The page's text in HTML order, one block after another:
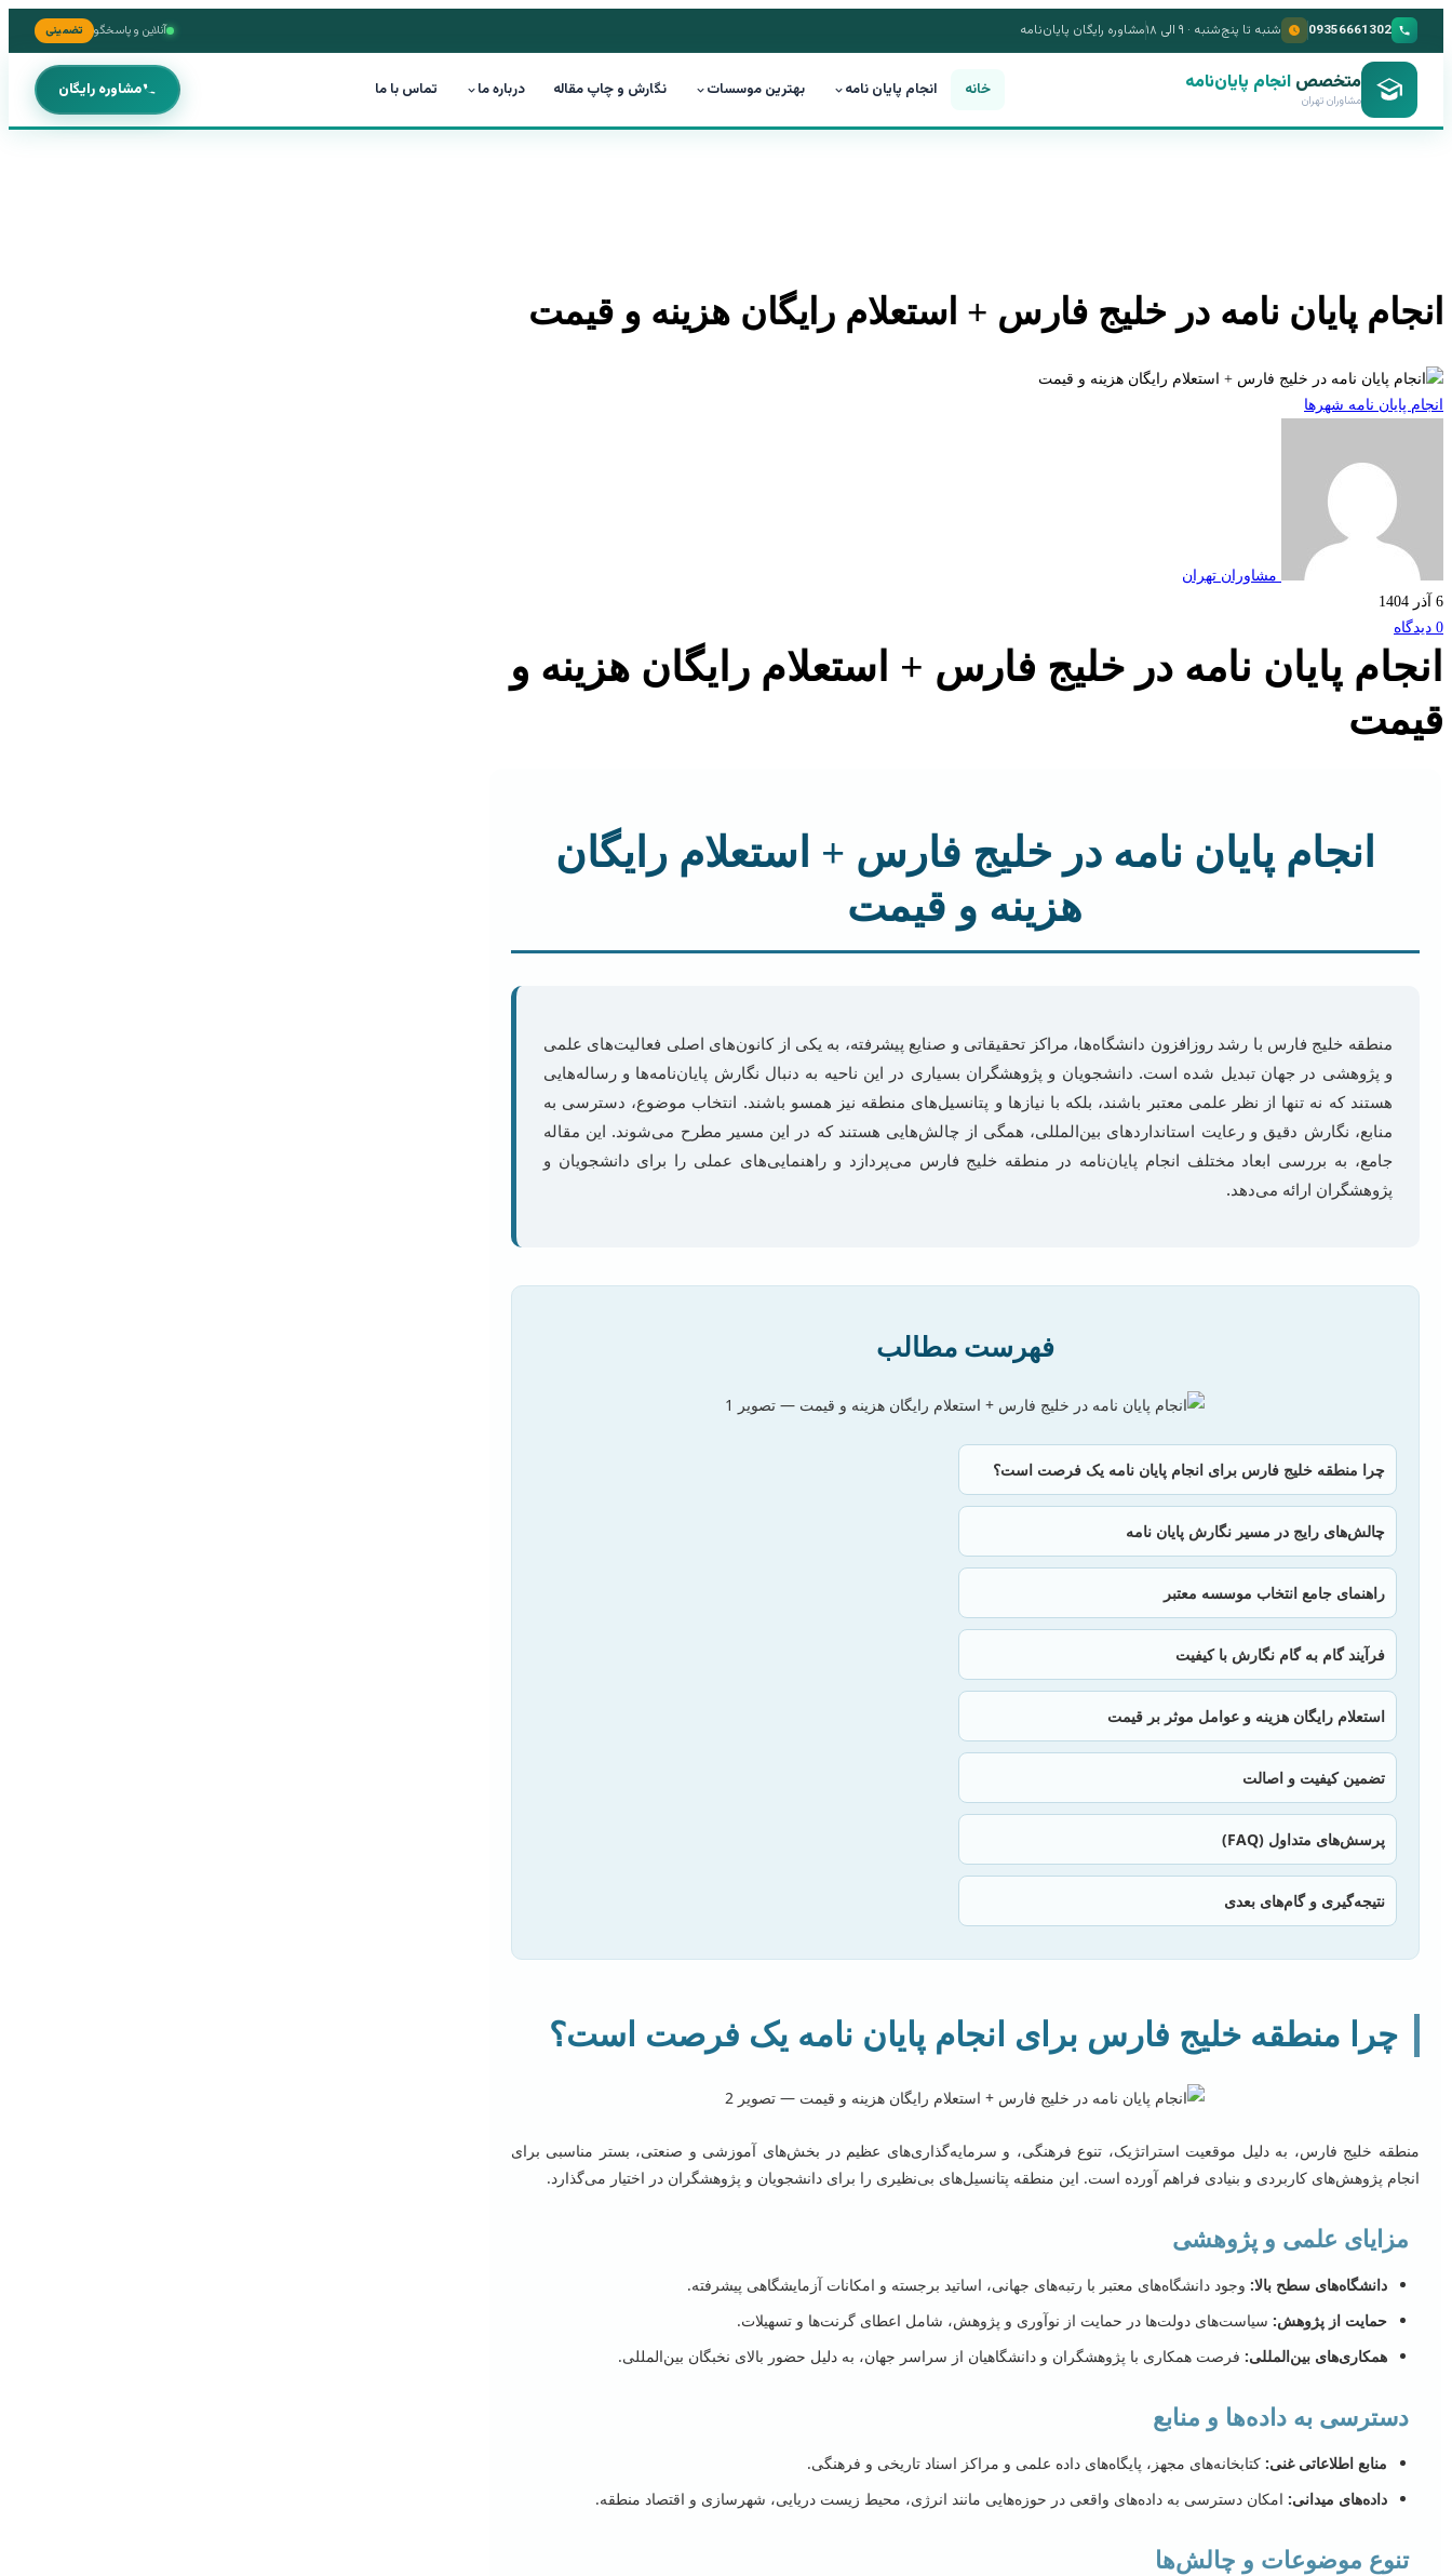
09356661302 شنبه تا پنج‌شنبه · ۹ الی ۱۸ مشاوره رایگان پایان‌نامه آنلاین و پاسخگو تضمینی
متخصص انجام پایان‌نامه
مشاوران تهران خانه انجام پایان نامه بهترین موسسات نگارش و چاپ مقاله درباره ما تماس با ما مشاوره رایگان
انجام پایان نامه در خلیج فارس + استعلام رایگان هزینه و قیمت
انجام پایان نامه شهرها
مشاوران تهران
6 آذر 1404
0 دیدگاه
انجام پایان نامه در خلیج فارس + استعلام رایگان هزینه و
قیمت
انجام پایان نامه در خلیج فارس + استعلام رایگان
هزینه و قیمت
منطقه خلیج فارس با رشد روزافزون دانشگاه‌ها، مراکز تحقیقاتی و صنایع پیشرفته، به یکی از کانون‌های اصلی فعالیت‌های علمی
و پژوهشی در جهان تبدیل شده است. دانشجویان و پژوهشگران بسیاری در این ناحیه به دنبال نگارش پایان‌نامه‌ها و رساله‌هایی
هستند که نه تنها از نظر علمی معتبر باشند، بلکه با نیازها و پتانسیل‌های منطقه نیز همسو باشند. انتخاب موضوع، دسترسی به
منابع، نگارش دقیق و رعایت استانداردهای بین‌المللی، همگی از چالش‌هایی هستند که در این مسیر مطرح می‌شوند. این مقاله
جامع، به بررسی ابعاد مختلف انجام پایان‌نامه در منطقه خلیج فارس می‌پردازد و راهنمایی‌های عملی را برای دانشجویان و
پژوهشگران ارائه می‌دهد.
فهرست مطالب
چرا منطقه خلیج فارس برای انجام پایان نامه یک فرصت است؟
چالش‌های رایج در مسیر نگارش پایان نامه
راهنمای جامع انتخاب موسسه معتبر
فرآیند گام به گام نگارش با کیفیت
استعلام رایگان هزینه و عوامل موثر بر قیمت
تضمین کیفیت و اصالت
پرسش‌های متداول (FAQ)
نتیجه‌گیری و گام‌های بعدی
چرا منطقه خلیج فارس برای انجام پایان نامه یک فرصت است؟
منطقه خلیج فارس، به دلیل موقعیت استراتژیک، تنوع فرهنگی، و سرمایه‌گذاری‌های عظیم در بخش‌های آموزشی و صنعتی، بستر مناسبی برای
انجام پژوهش‌های کاربردی و بنیادی فراهم آورده است. این منطقه پتانسیل‌های بی‌نظیری را برای دانشجویان و پژوهشگران در اختیار می‌گذارد.
مزایای علمی و پژوهشی
دانشگاه‌های سطح بالا: وجود دانشگاه‌های معتبر با رتبه‌های جهانی، اساتید برجسته و امکانات آزمایشگاهی پیشرفته.
حمایت از پژوهش: سیاست‌های دولت‌ها در حمایت از نوآوری و پژوهش، شامل اعطای گرنت‌ها و تسهیلات.
همکاری‌های بین‌المللی: فرصت همکاری با پژوهشگران و دانشگاهیان از سراسر جهان، به دلیل حضور بالای نخبگان بین‌المللی.
دسترسی به داده‌ها و منابع
منابع اطلاعاتی غنی: کتابخانه‌های مجهز، پایگاه‌های داده علمی و مراکز اسناد تاریخی و فرهنگی.
داده‌های میدانی: امکان دسترسی به داده‌های واقعی در حوزه‌هایی مانند انرژی، محیط زیست دریایی، شهرسازی و اقتصاد منطقه.
تنوع موضوعات و چالش‌ها